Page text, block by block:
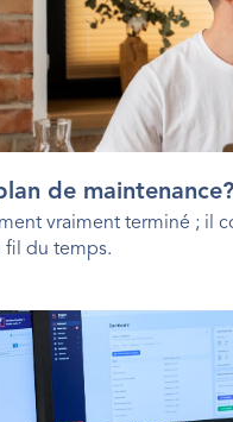
de maintenance?
vraiment terminé ; il
fil du temps.